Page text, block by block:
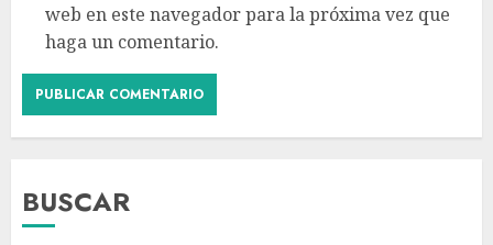
web en este navegador para la próxima vez que
haga un comentario.
BUSCAR